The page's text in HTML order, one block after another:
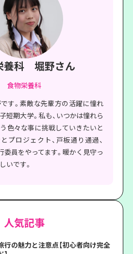
養科 堀野さん
食物栄養科
す。素敵な先輩方の活躍に憧れ
短期大学。私も、いつかは憧れら
色々な事に挑戦していきたいと
プロジェクト、戸板通り通過、
員をやってます。暖かく見守っ
いです。
人気記事
行の魅力と注意点【初心者向け完全